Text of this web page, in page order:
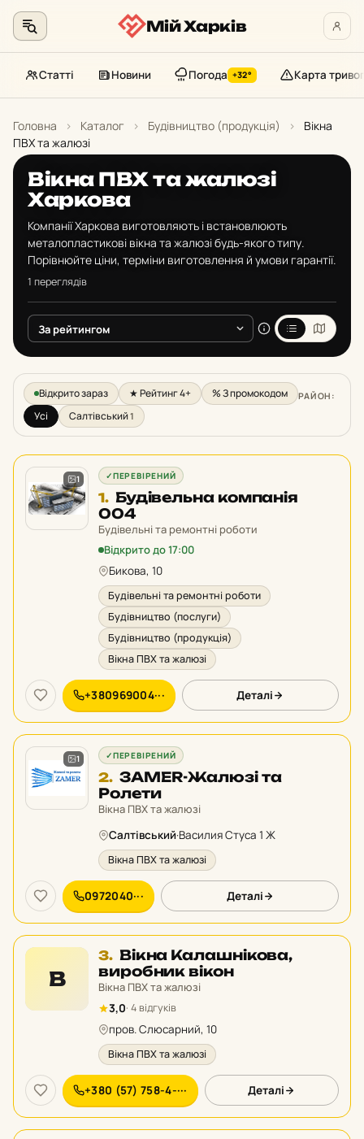
контенту
Мій Харків
Статті Новини Погода +32° Карта тривог
Головна › Каталог › Будівництво (продукція) ›
Вікна
ПВХ та жалюзі
Вікна ПВХ та жалюзі
Харкова
Компанії Харкова виготовляють і встановлюють
металопластикові вікна та жалюзі будь-якого типу.
Порівнюйте ціни, терміни виготовлення й умови гарантії.
1 переглядів
Відкрито зараз ★ Рейтинг 4+ % З промокодом РАЙОН:
Усі Салтівський1
1 ✓ПЕРЕВІРЕНИЙ
1. Місце
1
у
рейтингу:
Будівельна компанія
004
Будівельні та ремонтні роботи
Відкрито до 17:00
Бикова, 10
Будівельні та ремонтні роботи
Будівництво (послуги)
Будівництво (продукція)
Вікна ПВХ та жалюзі
+380969004··· Деталі
1 ✓ПЕРЕВІРЕНИЙ
2. Місце
2
у
ЗAMER-Жалюзі та
Ролети
Вікна ПВХ та жалюзі
Салтівський·Василия Стуса 1 Ж
Вікна ПВХ та жалюзі
0972040··· Деталі
В
3. Місце
3
у
рейтингу:
Вікна Калашнікова,
виробник вікон
Вікна ПВХ та жалюзі
3,0· 4 відгуків
пров. Слюсарний, 10
Вікна ПВХ та жалюзі
+380 (57) 758-4-··· Деталі